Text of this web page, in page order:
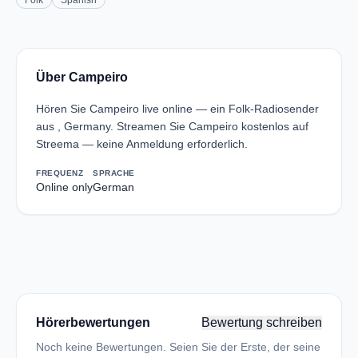
Über Campeiro
Hören Sie Campeiro live online — ein Folk-Radiosender
aus , Germany. Streamen Sie Campeiro kostenlos auf
Streema — keine Anmeldung erforderlich.
FREQUENZ
Online only
SPRACHE
German
Hörerbewertungen Bewertung schreiben
Noch keine Bewertungen. Seien Sie der Erste, der seine